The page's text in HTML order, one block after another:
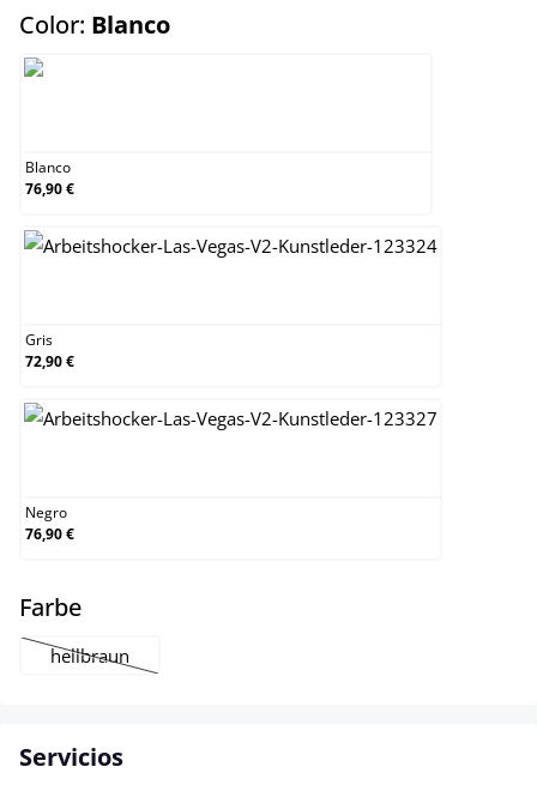
Color: Blancoselect
Blanco
76,90 €
Gris
72,90 €
Negro
76,90 €
Farbeselect
hellbraun
(Esta opción no está disponible en este momento.)
Servicios